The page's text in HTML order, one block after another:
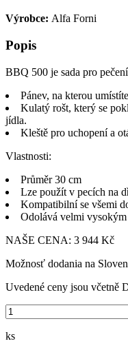
Výrobce: Alfa Forni
Popis
BBQ 500 je sada pro
Pánev, na kterou
Kulatý rošt, který se
jídla.
Kleště pro uchopení a
Vlastnosti:
Průměr 30 cm
Lze použít v pecích na
Kompatibilní se všemi
Odolává velmi
NAŠE CENA: 3 944 Kč
Možnosť dodania na
Uvedené ceny jsou včetně
ks